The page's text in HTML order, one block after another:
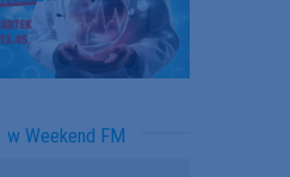
w Weekend FM